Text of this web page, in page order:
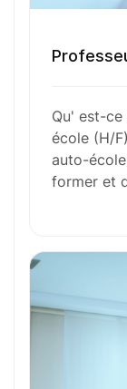
Qu' est-
école (H/
auto-
former et